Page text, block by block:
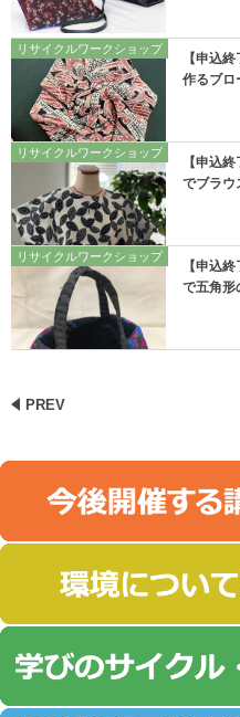
リサイクルワークショップ
【申込
作るブロ
リサイクルワークショップ
【申込
でブラウ
リサイクルワークショップ
【申込
で五角形
PREV